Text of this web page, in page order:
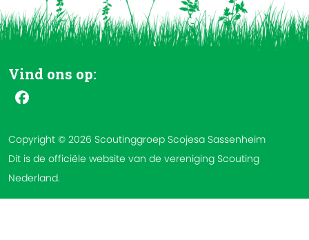
Vind ons op:
Copyright © 2026 Scoutinggroep Scojesa Sassenheim
Dit is de officiële website van de vereniging Scouting
Nederland.